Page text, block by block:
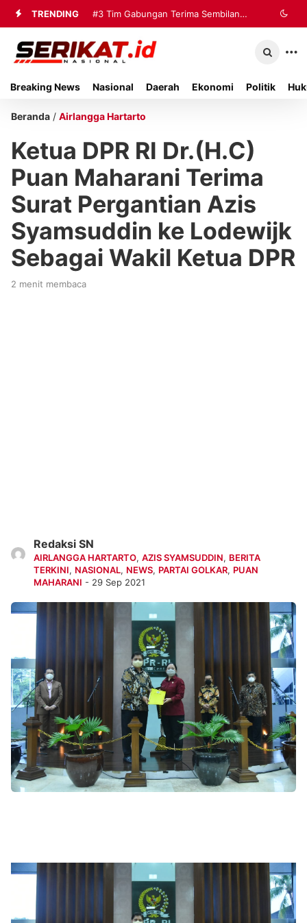
TRENDING #3 Tim Gabungan Terima Sembilan
Korban Evakuasi KM Mutiara Sentosa
Breaking News Nasional Daerah Ekonomi Politik
Beranda / Airlangga Hartarto
Ketua DPR RI Dr.(H.C)
Puan Maharani Terima
Surat Pergantian Azis
Syamsuddin ke Lodewijk
Sebagai Wakil Ketua DPR
2 menit membaca
Redaksi SN
AIRLANGGA HARTARTO, AZIS SYAMSUDDIN, BERITA
TERKINI, NASIONAL, NEWS, PARTAI GOLKAR, PUAN
MAHARANI - 29 Sep 2021